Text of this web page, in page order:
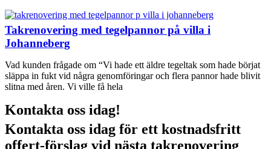
Takrenovering med tegelpannor på villa i
Johanneberg
Vad kunden frågade om “Vi hade ett äldre tegeltak som hade börjat
släppa in fukt vid några genomföringar och flera pannor hade blivit
slitna med åren. Vi ville få hela
Kontakta oss idag!
Kontakta oss idag för ett kostnadsfritt
offert-förslag vid nästa takrenovering